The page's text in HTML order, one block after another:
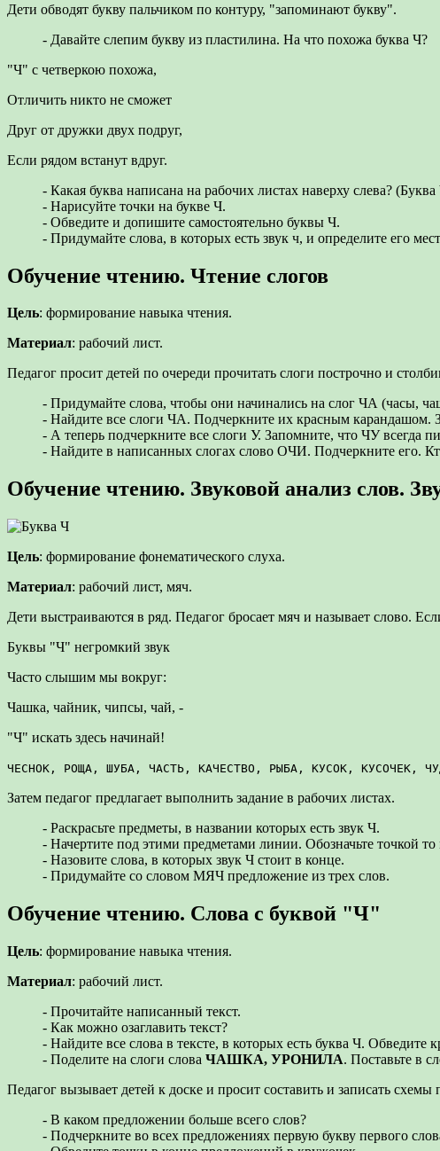
Дети обводят букву пальчиком по контуру, "запоминают букву".
- Давайте слепим букву из пластилина. На что похожа буква Ч?
"Ч" с четверкою похожа,
Отличить никто не сможет
Друг от дружки двух подруг,
Если рядом встанут вдруг.
- Какая буква написана на рабочих листах наверху слева? (Буква
- Нарисуйте точки на букве Ч.
- Обведите и допишите самостоятельно буквы Ч.
- Придумайте слова, в которых есть звук ч, и определите его
Обучение чтению. Чтение слогов
Цель: формирование навыка чтения.
Материал: рабочий лист.
Педагог просит детей по очереди прочитать слоги построчно и
- Придумайте слова, чтобы они начинались на слог ЧА (часы,
- Найдите все слоги ЧА. Подчеркните их красным карандашом.
- А теперь подчеркните все слоги У. Запомните, что ЧУ всегда
- Найдите в написанных слогах слово ОЧИ. Подчеркните его.
Обучение чтению. Звуковой анализ слов.
Цель: формирование фонематического слуха.
Материал: рабочий лист, мяч.
Дети выстраиваются в ряд. Педагог бросает мяч и называет слово.
Буквы "Ч" негромкий звук
Часто слышим мы вокруг:
Чашка, чайник, чипсы, чай, -
"Ч" искать здесь начинай!
ЧЕСНОК, РОЩА, ШУБА, ЧАСТЬ, КАЧЕСТВО, РЫБА, КУСОК, КУСОЧЕК,
Затем педагог предлагает выполнить задание в рабочих листах.
- Раскрасьте предметы, в названии которых есть звук Ч.
- Начертите под этими предметами линии. Обозначьте точкой
- Назовите слова, в которых звук Ч стоит в конце.
- Придумайте со словом МЯЧ предложение из трех слов.
Обучение чтению. Слова с буквой "Ч"
Цель: формирование навыка чтения.
Материал: рабочий лист.
- Прочитайте написанный текст.
- Как можно озаглавить текст?
- Найдите все слова в тексте, в которых есть буква Ч.
- Поделите на слоги слова ЧАШКА, УРОНИЛА. Поставьте в
Педагог вызывает детей к доске и просит составить и записать схемы
- В каком предложении больше всего слов?
- Подчеркните во всех предложениях первую букву первого